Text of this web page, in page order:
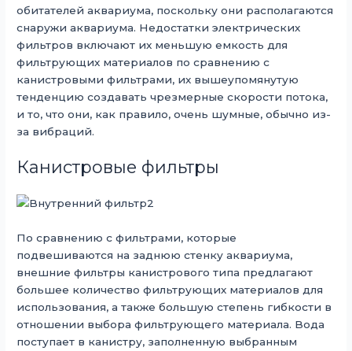
обитателей аквариума, поскольку они располагаются
снаружи аквариума. Недостатки электрических
фильтров включают их меньшую емкость для
фильтрующих материалов по сравнению с
канистровыми фильтрами, их вышеупомянутую
тенденцию создавать чрезмерные скорости потока,
и то, что они, как правило, очень шумные, обычно из-
за вибраций.
Канистровые фильтры
По сравнению с фильтрами, которые
подвешиваются на заднюю стенку аквариума,
внешние фильтры канистрового типа предлагают
большее количество фильтрующих материалов для
использования, а также большую степень гибкости в
отношении выбора фильтрующего материала. Вода
поступает в канистру, заполненную выбранным